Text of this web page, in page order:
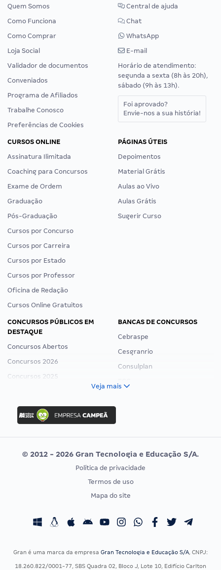
Quem Somos
Como Funciona
Como Comprar
Loja Social
Validador de documentos
Conveniados
Programa de Afiliados
Trabalhe Conosco
Preferências de Cookies
Central de ajuda
Chat
WhatsApp
E-mail
Horário de atendimento:
segunda a sexta (8h às 20h),
sábado (9h às 13h).
Foi aprovado?
Envie-nos a sua história!
CURSOS ONLINE
Assinatura Ilimitada
Coaching para Concursos
Exame de Ordem
Graduação
Pós-Graduação
Cursos por Concurso
Cursos por Carreira
Cursos por Estado
Cursos por Professor
Oficina de Redação
Cursos Online Gratuitos
PÁGINAS ÚTEIS
Depoimentos
Material Grátis
Aulas ao Vivo
Aulas Grátis
Sugerir Curso
CONCURSOS PÚBLICOS EM
DESTAQUE
Concursos Abertos
Concursos 2026
Concursos 2025
Concurso Ibama
Concurso MPU
Editais publicados
BANCAS DE CONCURSOS
Cebraspe
Cesgranrio
Consulplan
Vunesp
CONCURSOS POR PROFISSÃO
Concursos Fiscais
EXAME DE ORDEM
Calendário OAB
Veja mais
© 2012 - 2026 Gran Tecnologia e Educação S/A.
Política de privacidade
Termos de uso
Mapa do site
Gran é uma marca da empresa Gran Tecnologia e Educação S/A, CNPJ:
18.260.822/0001-77, SBS Quadra 02, Bloco J, Lote 10, Edifício Carlton